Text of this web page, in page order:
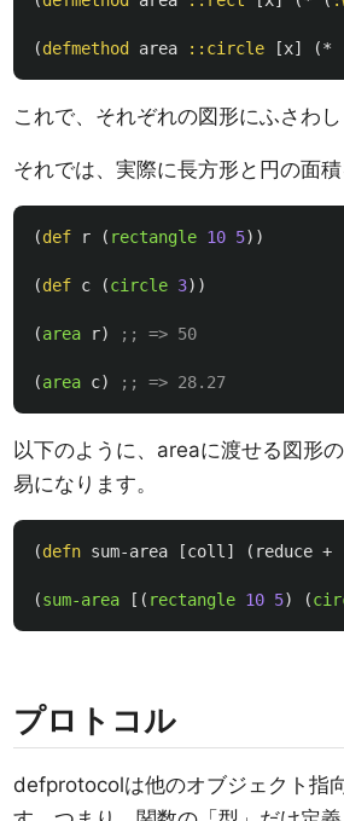
(defmethod area ::circle [x] (*
これで、それぞれの図形にふさわ
それでは、実際に長方形と円の面
(def r ( rectangle 10 5))
(def c (circle 3))
(area r) ;; => 50
(area c) ;; => 28.27
以下のように、areaに渡せる図形
易になります。
(defn sum-area [coll ] ( reduce +
(sum-area [( rectangle 10 5) (
プロトコル
defprotocolは他のオブジェクト指